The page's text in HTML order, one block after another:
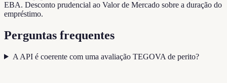
EBA. Desconto prudencial ao Valor de Mercado sobre a duração do
empréstimo.
Perguntas frequentes
A API é coerente com uma avaliação TEGOVA de perito?